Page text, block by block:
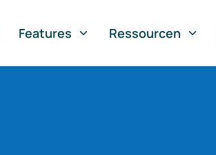
Features Ressourcen